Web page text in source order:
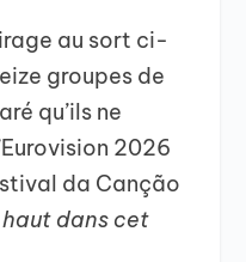
au sort ci-
groupes de
qu’ils ne
2026
da Canção
dans cet